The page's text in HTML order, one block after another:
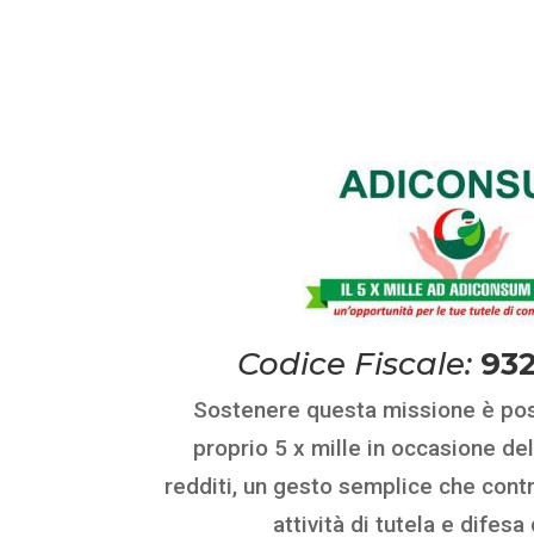
Codice Fiscale:
Sostenere questa missione è
proprio 5 x mille in occasione
redditi, un gesto semplice che
attività di tutela e difesa